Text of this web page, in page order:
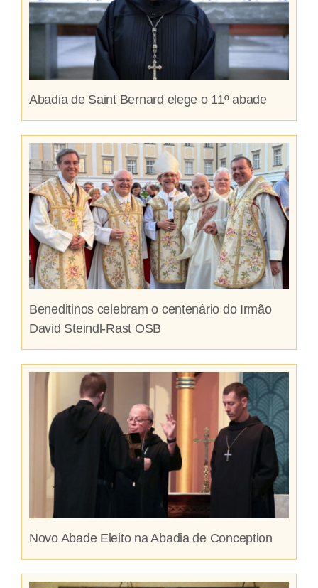
Abadia de Saint Bernard elege o 11º abade
Beneditinos celebram o centenário do Irmão
David Steindl-Rast OSB
Novo Abade Eleito na Abadia de Conception